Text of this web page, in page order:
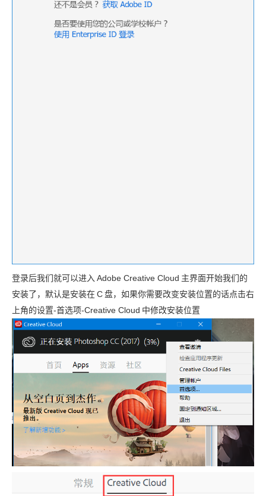
登录后我们就可以进入 Adobe Creative Cloud 主界面开始我们的
安装了，默认是安装在C盘，如果你需要改变安装位置的话点击右
上角的设置-首选项-Creative Cloud 中修改安装位置